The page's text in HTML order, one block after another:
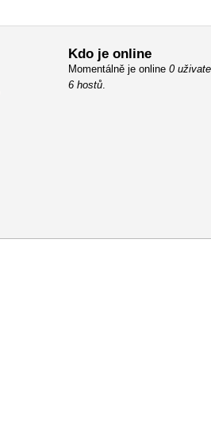
Kdo je online
Momentálně je online 0
6 hostů.